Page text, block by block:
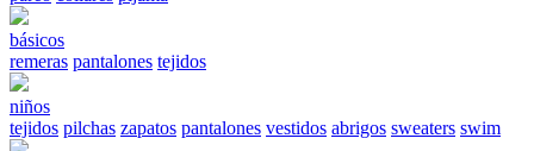
básicos
remeras pantalones tejidos
niños
tejidos pilchas zapatos pantalones vestidos abrigos sweaters swim